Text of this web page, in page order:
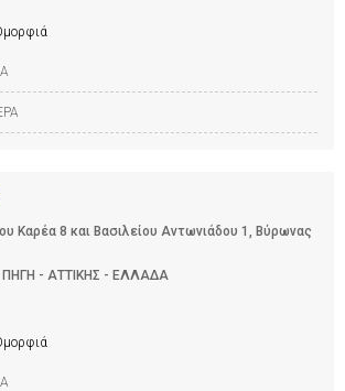
Καρέα 8 και Βασιλείου Αντωνιάδου 1, Βύρωνας
- ΑΤΤΙΚΗΣ - ΕΛΛΑΔΑ